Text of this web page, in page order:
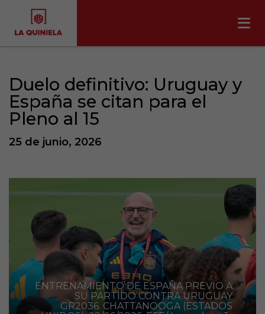
Duelo definitivo: Uruguay y
España se citan para el
Pleno al 15
25 de junio, 2026
ENTRENAMIENTO DE ESPAÑA PREVIO A
SU PARTIDO CONTRA URUGUAY
GR2036. CHATTANOOGA (ESTADOS